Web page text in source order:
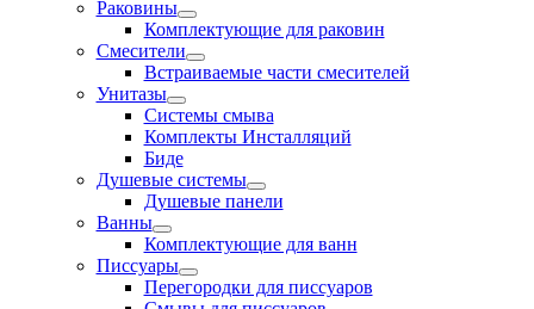
Раковины
Комплектующие для раковин
Смесители
Встраиваемые части смесителей
Унитазы
Системы смыва
Комплекты Инсталляций
Биде
Душевые системы
Душевые панели
Ванны
Комплектующие для ванн
Писсуары
Перегородки для писсуаров